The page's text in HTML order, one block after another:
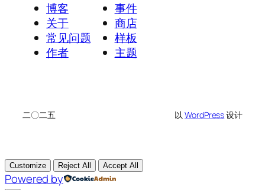
博客
关于
常见问题
作者
事件
商店
样板
主题
二〇二五 以WordPress设计
Customize Reject All Accept All
Powered by